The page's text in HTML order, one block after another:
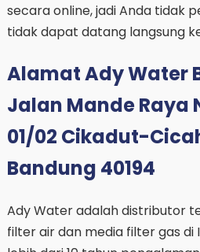
secara online, jadi Anda tidak
tidak dapat datang langsung
Alamat Ady Water
Jalan Mande Raya
01/02 Cikadut-
Bandung 40194
Ady Water adalah distributor
filter air dan media filter gas di